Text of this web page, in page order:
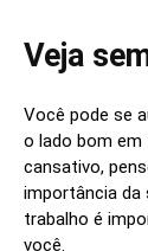
Veja
Você pode se
o lado bom
cansativo,
importância da
trabalho é
você.